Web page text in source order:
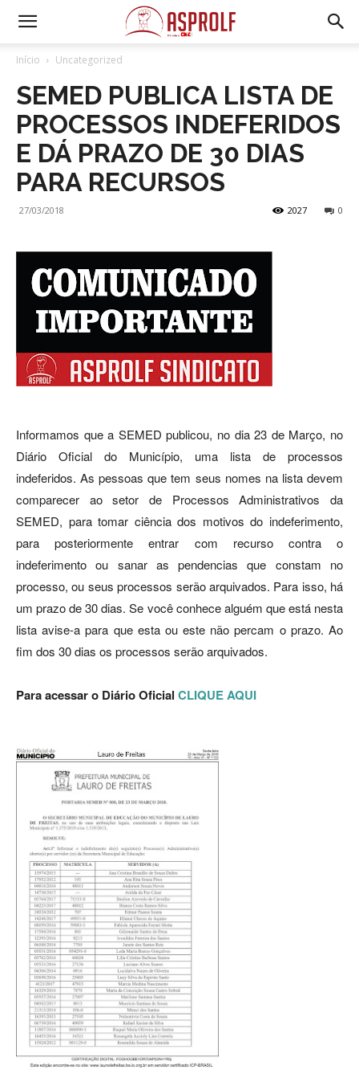
Início Uncategorized
SEMED PUBLICA LISTA DE
PROCESSOS INDEFERIDOS
E DÁ PRAZO DE 30 DIAS
PARA RECURSOS
27/03/2018 0
2027
Informamos que a SEMED publicou, no dia 23 de Março, no
Diário Oficial do Município, uma lista de processos
indeferidos. As pessoas que tem seus nomes na lista devem
comparecer ao setor de Processos Administrativos da
SEMED, para tomar ciência dos motivos do indeferimento,
para posteriormente entrar com recurso contra o
indeferimento ou sanar as pendencias que constam no
processo, ou seus processos serão arquivados. Para isso, há
um prazo de 30 dias. Se você conhece alguém que está nesta
lista avise-a para que esta ou este não percam o prazo. Ao
fim dos 30 dias os processos serão arquivados.
Para acessar o Diário Oficial CLIQUE AQUI